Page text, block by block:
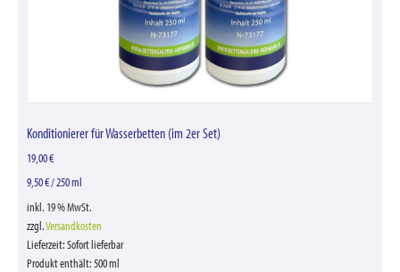
Konditionierer für Wasserbetten (im 2er Set)
19,00€
9,50€/250ml
inkl. 19 % MwSt.
zzgl.Versandkosten
Lieferzeit:Sofort lieferbar
Produkt enthält: 500ml